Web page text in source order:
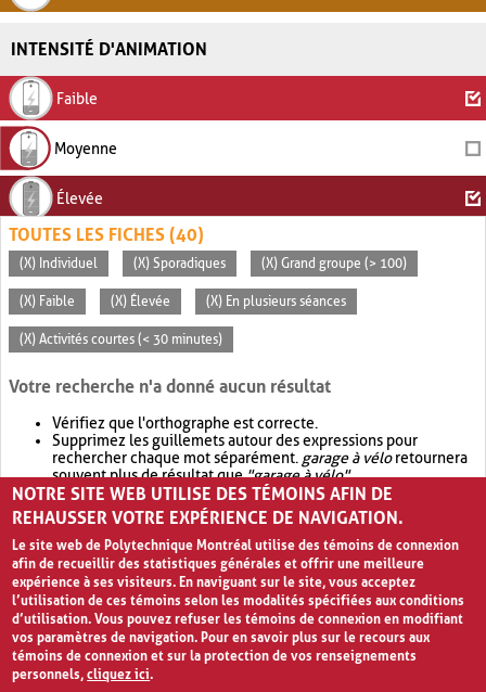
INTENSITÉ D'ANIMATION
Faible
Moyenne
Élevée
TOUTES LES FICHES (40)
(X) Individuel (X) Sporadiques (X) Grand groupe (> 100)
(X) Faible (X) Élevée (X) En plusieurs séances
(X) Activités courtes (< 30 minutes)
Votre recherche n'a donné aucun résultat
Vérifiez que l'orthographe est correcte.
Supprimez les guillemets autour des expressions pour
rechercher chaque mot séparément. garage à véloretournera
souvent plus de résultat que"garage à vélo".
Envisagez d'élargir votre recherche avec OR.garage OR vélo
retournera souvent plus de résultat quegarage à vélo
NOTRE SITE WEB UTILISE DES TÉMOINS AFIN DE
REHAUSSER VOTRE EXPÉRIENCE DE NAVIGATION.
Le site web de Polytechnique Montréal utilise des témoins de connexion
afin de recueillir des statistiques générales et offrir une meilleure
expérience à ses visiteurs. En naviguant sur le site, vous acceptez
l’utilisation de ces témoins selon les modalités spécifiées aux conditions
d’utilisation. Vous pouvez refuser les témoins de connexion en modifiant
vos paramètres de navigation. Pour en savoir plus sur le recours aux
témoins de connexion et sur la protection de vos renseignements
personnels,cliquez ici.